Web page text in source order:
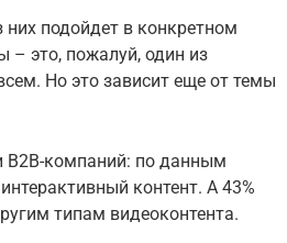
подойдет в конкретном
– это, пожалуй, один из
Но это зависит еще от темы
B2B-компаний: по данным
контент. А 43%
типам видеоконтента.